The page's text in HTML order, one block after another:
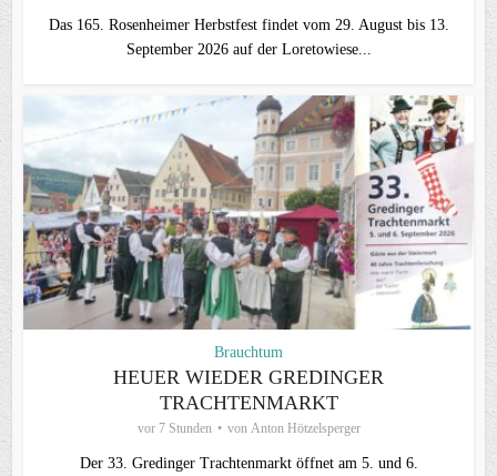
Das 165. Rosenheimer Herbstfest findet vom 29. August bis 13.
September 2026 auf der Loretowiese...
Brauchtum
HEUER WIEDER GREDINGER
TRACHTENMARKT
vor 7 Stunden von Anton Hötzelsperger
Der 33. Gredinger Trachtenmarkt öffnet am 5. und 6.